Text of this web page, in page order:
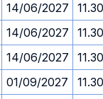
14/06/2027 11.30
14/06/2027 11.30
14/06/2027 11.30
01/09/2027 11.30